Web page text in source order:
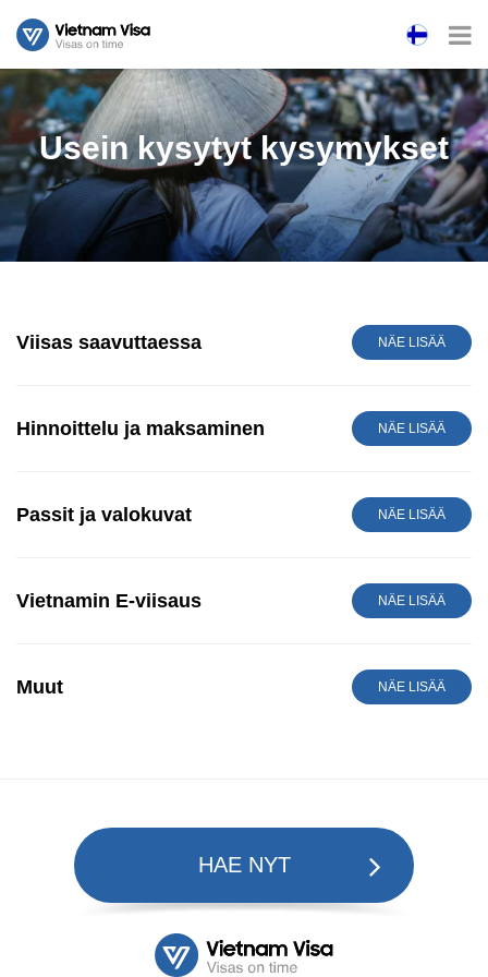
Usein kysytyt kysymykset
Viisas saavuttaessa NÄE LISÄÄ
Hinnoittelu ja maksaminen NÄE LISÄÄ
Passit ja valokuvat NÄE LISÄÄ
Vietnamin E-viisaus NÄE LISÄÄ
Muut NÄE LISÄÄ
HAE NYT